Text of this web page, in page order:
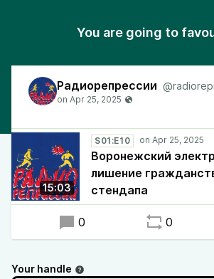
You are going to
Радиорепрессии
15:03
S01:E10
Воронежский
лишение
стендапа
0 0
Your handle